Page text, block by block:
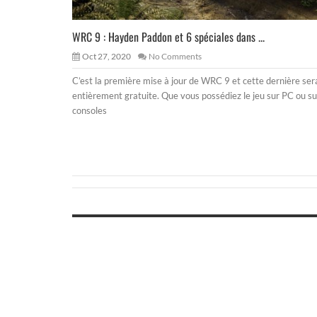
WRC 9 : Hayden Paddon et 6 spéciales dans ...
Oct 27, 2020 No Comments
C’est la première mise à jour de WRC 9 et cette dernière
entièrement gratuite. Que vous possédiez le jeu sur PC ou
consoles